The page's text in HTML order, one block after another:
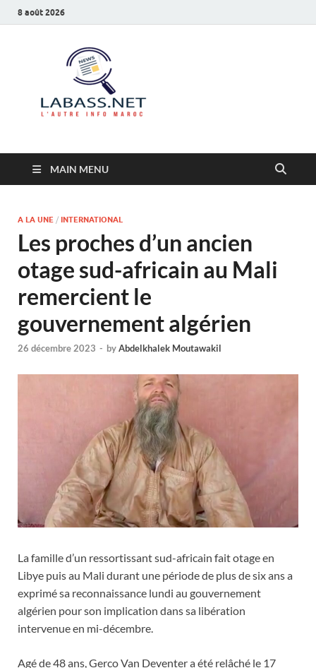
8 août 2026
MAIN MENU
A LA UNE / INTERNATIONAL
Les proches d’un ancien
otage sud-africain au Mali
remercient le
gouvernement algérien
26 décembre 2023 - byAbdelkhalek Moutawakil
La famille d’un ressortissant sud-africain fait otage en
Libye puis au Mali durant une période de plus de six ans a
exprimé sa reconnaissance lundi au gouvernement
algérien pour son implication dans sa libération
intervenue en mi-décembre.
Agé de 48 ans, Gerco Van Deventer a été relâché le 17